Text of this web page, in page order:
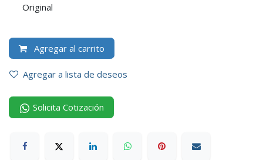
Original
Agregar al carrito
Agregar a lista de deseos
Solicita Cotización